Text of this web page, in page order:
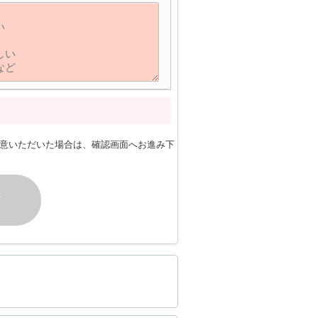
いただいた場合は、確認画面へお進み下